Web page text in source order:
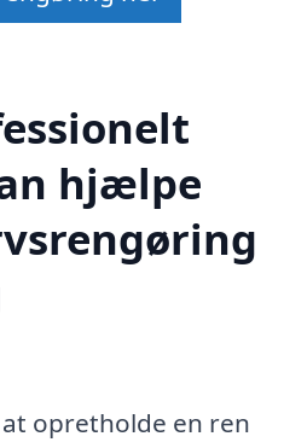
hjælpe
opretholde en ren